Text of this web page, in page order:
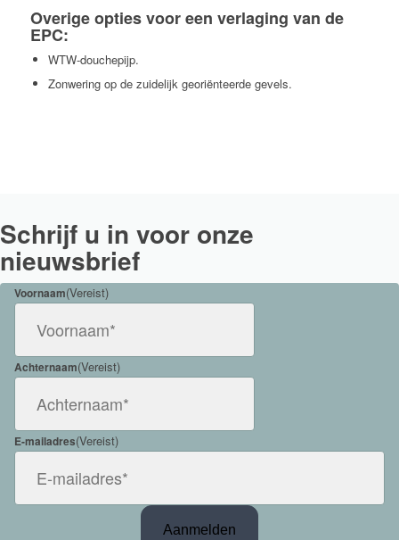
Overige opties voor een verlaging van de
EPC:
WTW-douchepijp.
Zonwering op de zuidelijk georiënteerde gevels.
Schrijf u in voor onze
nieuwsbrief
Voornaam(Vereist)
Achternaam(Vereist)
E-mailadres(Vereist)